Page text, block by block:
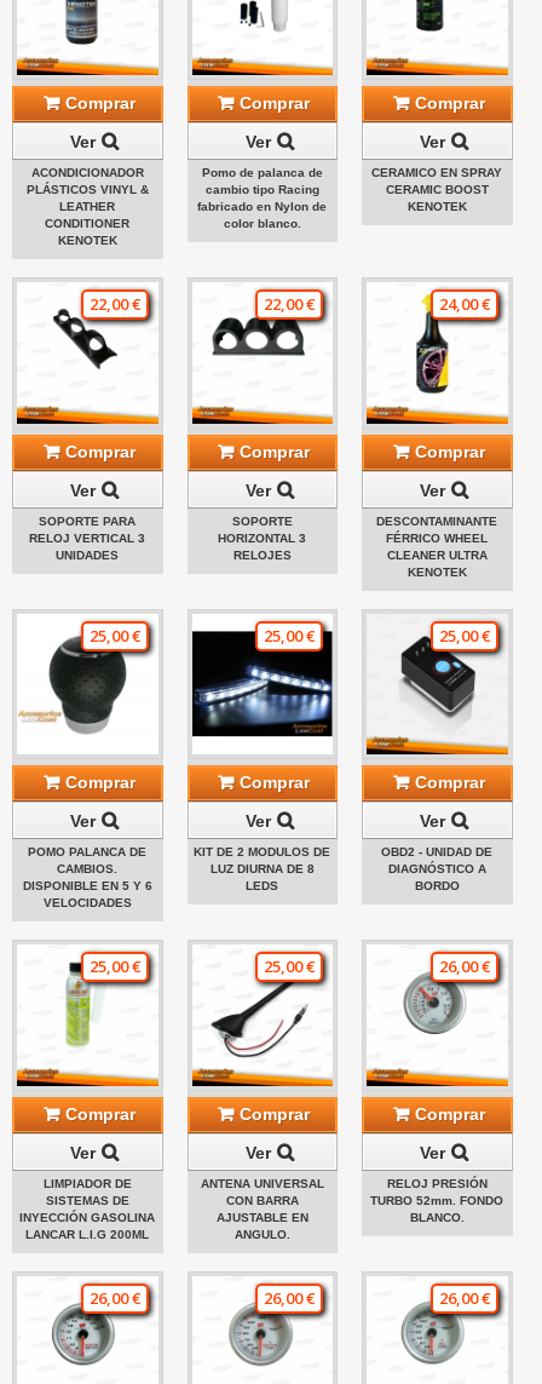
Comprar
Ver
ACONDICIONADOR
PLÁSTICOS VINYL &
LEATHER
CONDITIONER
KENOTEK
Comprar
Ver
Pomo de palanca de
cambio tipo Racing
fabricado en Nylon de
color blanco.
Comprar
Ver
CERAMICO EN SPRAY
CERAMIC BOOST
KENOTEK
22,00 €
Comprar
Ver
SOPORTE PARA
RELOJ VERTICAL 3
UNIDADES
22,00 €
Comprar
Ver
SOPORTE
HORIZONTAL 3
RELOJES
24,00 €
Comprar
Ver
DESCONTAMINANTE
FÉRRICO WHEEL
CLEANER ULTRA
KENOTEK
25,00 €
Comprar
Ver
POMO PALANCA DE
CAMBIOS.
DISPONIBLE EN 5 Y 6
VELOCIDADES
25,00 €
Comprar
Ver
KIT DE 2 MODULOS DE
LUZ DIURNA DE 8
LEDS
25,00 €
Comprar
Ver
OBD2 - UNIDAD DE
DIAGNÓSTICO A
BORDO
25,00 €
Comprar
Ver
LIMPIADOR DE
SISTEMAS DE
INYECCIÓN GASOLINA
LANCAR L.I.G 200ML
25,00 €
Comprar
Ver
ANTENA UNIVERSAL
CON BARRA
AJUSTABLE EN
ANGULO.
26,00 €
Comprar
Ver
RELOJ PRESIÓN
TURBO 52mm. FONDO
BLANCO.
26,00 € 26,00 € 26,00 €